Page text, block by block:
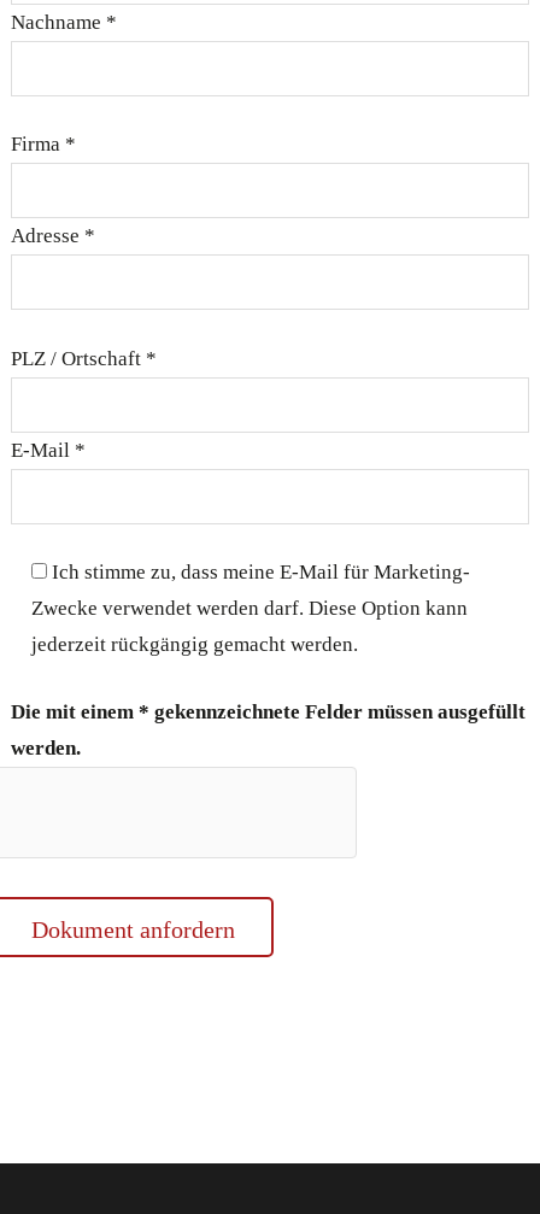
Nachname *
Firma *
Adresse *
PLZ / Ortschaft *
E-Mail *
Ich stimme zu, dass meine E-Mail für Marketing-
Zwecke verwendet werden darf. Diese Option kann
jederzeit rückgängig gemacht werden.
Die mit einem * gekennzeichnete Felder müssen ausgefüllt
werden.